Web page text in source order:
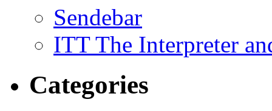
Sendebar
ITT The Interpreter
Categories